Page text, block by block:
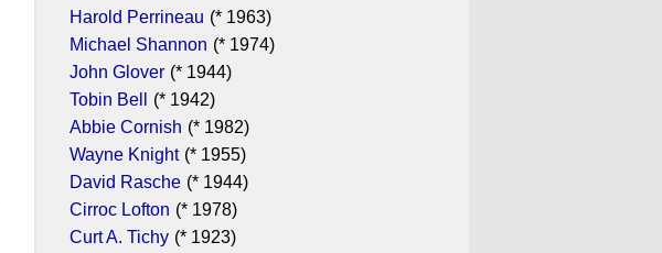
Harold Perrineau (* 1963)
Michael Shannon (* 1974)
John Glover (* 1944)
Tobin Bell
(* 1942)
Abbie Cornish (* 1982)
Wayne Knight (* 1955)
David Rasche (* 1944)
Cirroc Lofton (* 1978)
Curt A. Tichy (* 1923)